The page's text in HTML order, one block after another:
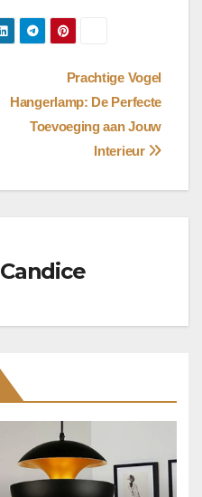
Prachtige Vogel
Hangerlamp: De Perfecte
Toevoeging aan Jouw
Interieur
Candice